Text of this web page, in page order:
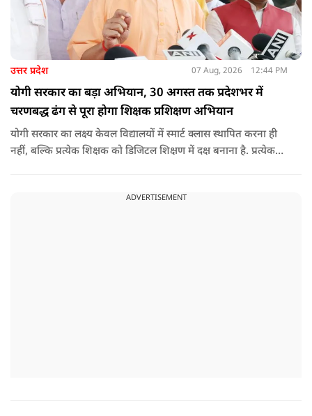
उत्तर प्रदेश 07 Aug, 2026 12:44 PM
योगी सरकार का बड़ा अभियान, 30 अगस्त तक प्रदेशभर में
चरणबद्ध ढंग से पूरा होगा शिक्षक प्रशिक्षण अभियान
योगी सरकार का लक्ष्य केवल विद्यालयों में स्मार्ट क्लास स्थापित करना ही
नहीं, बल्कि प्रत्येक शिक्षक को डिजिटल शिक्षण में दक्ष बनाना है. प्रत्येक
ADVERTISEMENT